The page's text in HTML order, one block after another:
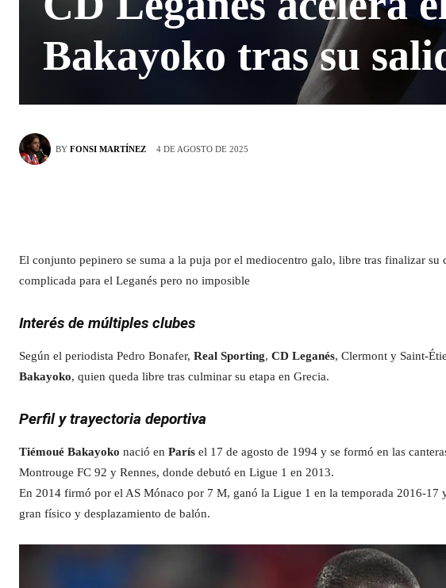
Bakayoko tras su
BY FONSI MARTÍNEZ 4 DE AGOSTO DE 2025
El conjunto pepinero se suma a la puja por el mediocentro galo, libre tras finalizar
complicada para el Leganés pero no imposible
Interés de múltiples clubes
Según el periodista Pedro Bonafer, Real Sporting, CD Leganés, Clermont y Saint-
Bakayoko, quien queda libre tras culminar su etapa en Grecia.
Perfil y trayectoria deportiva
Tiémoué Bakayoko nació en París el 17 de agosto de 1994 y se formó en las
Montrouge FC 92 y Rennes, donde debutó en Ligue 1 en 2013.
En 2014 firmó por el AS Mónaco por 7 M, ganó la Ligue 1 en la temporada 2016-17
gran físico y desplazamiento de balón.